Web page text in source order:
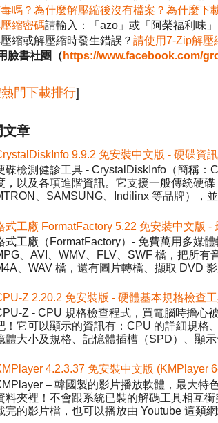
嗎？為什麼解壓縮後沒有檔案？為什麼下
縮密碼請輸入：「azo」或「阿榮福利味」
縮或解壓縮時發生錯誤？ 請使用7-Zip解壓
臉書社團（ https://www.facebook.com/
門下載排行]
文章
9.9.2 免安裝中文版 - 硬碟資
碟檢測健診工具 - CrystalDiskInfo（簡稱：
，以及各項進階資訊。它支援一般傳統硬
、SAMSUNG、Indilinx 等品牌），
式工廠 FormatFactory 5.22 免安裝中文版 -
式工廠（FormatFactory）- 免費萬用多媒
、AVI、WMV、FLV、SWF 檔，把所有
、WAV 檔，還有圖片轉檔、擷取 DVD
Z 2.20.2 免安裝版 - 硬體基本規格檢查
Z - CPU 規格檢查程式，買電腦時擔心
！它可以顯示的資訊有：CPU 的詳細規格
體大小及規格、記憶體插槽（SPD）、顯
4.2.3.37 免安裝中文版 (KMPlayer
– 韓國製的影片播放軟體，最大特
料夾裡！不會跟系統已裝的解碼工具相互
完的影片檔，也可以播放由 Youtube 這類